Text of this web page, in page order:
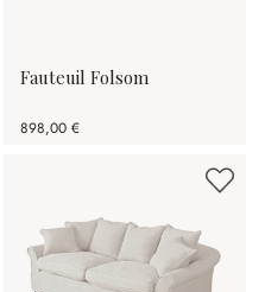
Fauteuil Folsom
898,00 €